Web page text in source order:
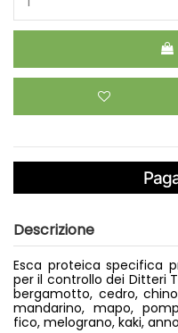
Descrizione
Esca proteica specifica
per il controllo dei Ditteri
bergamotto, cedro,
mandarino, mapo,
fico, melograno, kaki,